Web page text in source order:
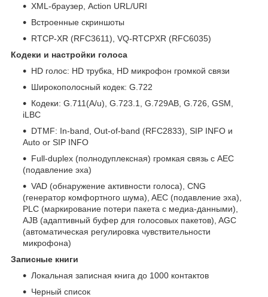
XML-браузер, Action URL/URI
Встроенные скриншоты
RTCP-XR (RFC3611), VQ-RTCPXR (RFC6035)
Кодеки и настройки голоса
HD голос: HD трубка, HD микрофон громкой связи
Широкополосный кодек: G.722
Кодеки: G.711(A/u), G.723.1, G.729AB, G.726, GSM,
iLBC
DTMF: In-band, Out-of-band (RFC2833), SIP INFO и
Auto or SIP INFO
Full-duplex (полнодуплексная) громкая связь с AEC
(подавление эха)
VAD (обнаружение активности голоса), CNG
(генератор комфортного шума), AEC (подавление эха),
PLC (маркирование потери пакета с медиа-данными),
AJB (адаптивный буфер для голосовых пакетов), AGC
(автоматическая регулировка чувствительности
микрофона)
Записные книги
Локальная записная книга до 1000 контактов
Черный список